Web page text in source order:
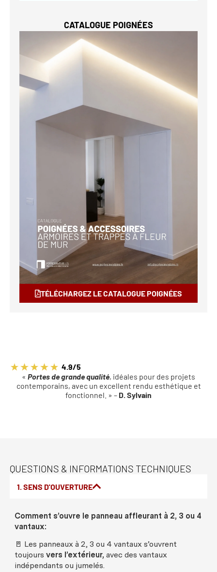
CATALOGUE POIGNÉES
TÉLÉCHARGEZ LE CATALOGUE POIGNÉES
4.9/5
« Portes de grande qualité, idéales pour des projets
contemporains, avec un excellent rendu esthétique et
fonctionnel. » – D. Sylvain
QUESTIONS & INFORMATIONS TECHNIQUES
1. SENS D'OUVERTURE
Comment s’ouvre le panneau affleurant à 2, 3 ou 4
vantaux:
🚪 Les panneaux à 2, 3 ou 4 vantaux s’ouvrent
toujours vers l’extérieur, avec des vantaux
indépendants ou jumelés.